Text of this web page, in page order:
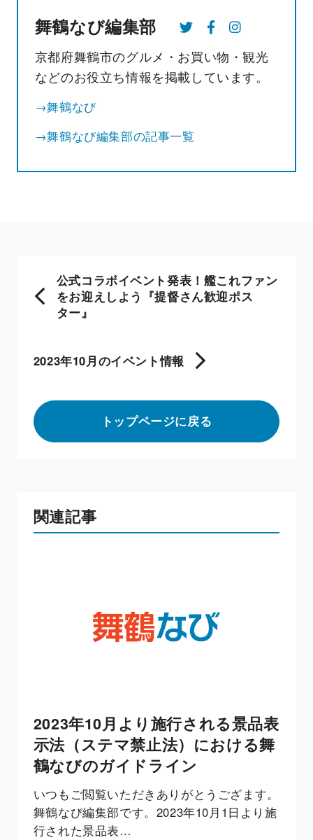
舞鶴なび編集部
京都府舞鶴市のグルメ・お買い物・観光
などのお役立ち情報を掲載しています。
→舞鶴なび
→舞鶴なび編集部の記事一覧
公式コラボイベント発表！艦これファン
をお迎えしよう『提督さん歓迎ポス
ター』
トップページに戻る
2023年10月のイベント情報
関連記事
2023年10月より施行される景品表
示法（ステマ禁止法）における舞
鶴なびのガイドライン
いつもご閲覧いただきありがとうござます。
舞鶴なび編集部です。2023年10月1日より施
行された景品表…